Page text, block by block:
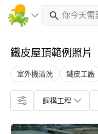
鐵皮屋頂範例照片
室外機清洗 鐵皮工廠
鋼構工程